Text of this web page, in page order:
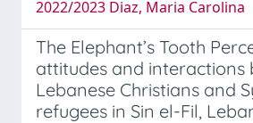
2022/2023 Diaz, Maria Carolina
The Elephant’s Tooth
attitudes and interactions
Lebanese Christians and
refugees in Sin el-Fil,